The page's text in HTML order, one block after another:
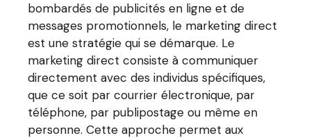
bombardés de publicités en ligne et de
messages promotionnels, le marketing direct
est une stratégie qui se démarque. Le
marketing direct consiste à communiquer
directement avec des individus spécifiques,
que ce soit par courrier électronique, par
téléphone, par publipostage ou même en
personne. Cette approche permet aux